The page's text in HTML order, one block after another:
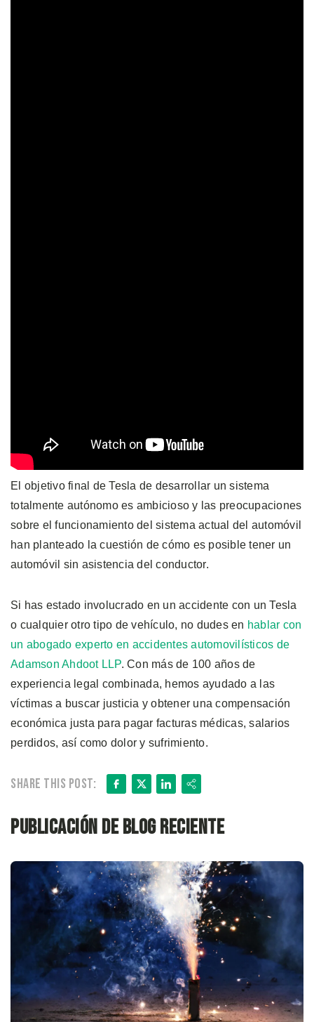
El objetivo final de Tesla de desarrollar un sistema
totalmente autónomo es ambicioso y las preocupaciones
sobre el funcionamiento del sistema actual del automóvil
han planteado la cuestión de cómo es posible tener un
automóvil sin asistencia del conductor.
Si has estado involucrado en un accidente con un Tesla
o cualquier otro tipo de vehículo, no dudes en hablar con
un abogado experto en accidentes automovilísticos de
Adamson Ahdoot LLP. Con más de 100 años de
experiencia legal combinada, hemos ayudado a las
víctimas a buscar justicia y obtener una compensación
económica justa para pagar facturas médicas, salarios
perdidos, así como dolor y sufrimiento.
Share this post: Facebook
X LinkedIn
Share
Publicación de blog reciente